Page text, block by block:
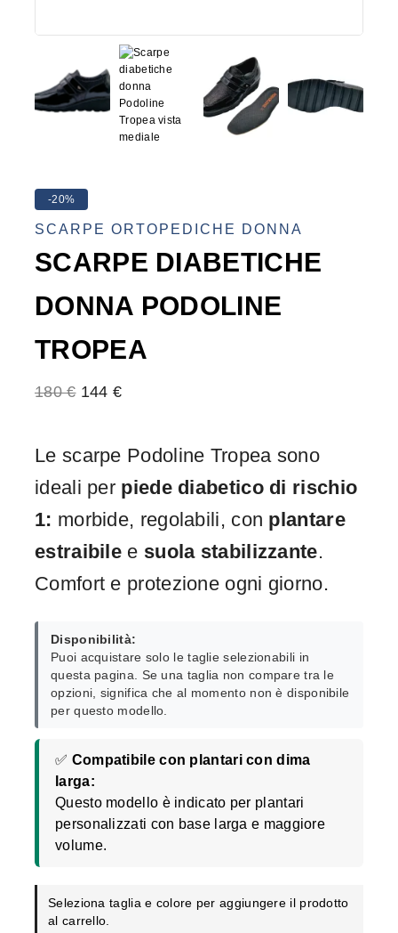
-20%
SCARPE ORTOPEDICHE DONNA
SCARPE DIABETICHE
DONNA PODOLINE
TROPEA
180€ 144€
Le scarpe Podoline Tropea sono
ideali per piede diabetico di rischio
1: morbide, regolabili, con plantare
estraibile e suola stabilizzante.
Comfort e protezione ogni giorno.
Disponibilità:
Puoi acquistare solo le taglie selezionabili in
questa pagina. Se una taglia non compare tra le
opzioni, significa che al momento non è disponibile
per questo modello.
✅ Compatibile con plantari con dima
larga:
Questo modello è indicato per plantari
personalizzati con base larga e maggiore
volume.
Seleziona taglia e colore per aggiungere il prodotto
al carrello.